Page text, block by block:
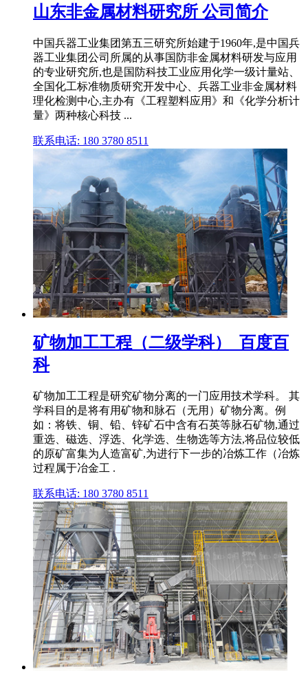
山东非金属材料研究所 公司简介
中国兵器工业集团第五三研究所始建于1960年,是中国兵
器工业集团公司所属的从事国防非金属材料研发与应用
的专业研究所,也是国防科技工业应用化学一级计量站、
全国化工标准物质研究开发中心、兵器工业非金属材料
理化检测中心,主办有《工程塑料应用》和《化学分析计
量》两种核心科技 ...
联系电话: 180 3780 8511
矿物加工工程（二级学科）_百度百
科
矿物加工工程是研究矿物分离的一门应用技术学科。 其
学科目的是将有用矿物和脉石（无用）矿物分离。例
如：将铁、铜、铅、锌矿石中含有石英等脉石矿物,通过
重选、磁选、浮选、化学选、生物选等方法,将品位较低
的原矿富集为人造富矿,为进行下一步的冶炼工作（冶炼
过程属于冶金工 .
联系电话: 180 3780 8511